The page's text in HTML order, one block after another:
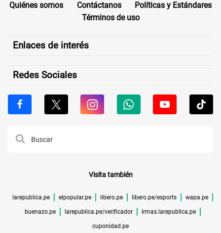
Quiénes somos Contáctanos
Políticas y Estándares
Términos de uso
Enlaces de interés
Redes Sociales
Visita también
larepublica.pe elpopular.pe libero.pe libero.pe/esports wapa.pe
buenazo.pe larepublica.pe/verificador lrmas.larepublica.pe
cuponidad.pe